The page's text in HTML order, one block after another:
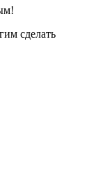
сделать